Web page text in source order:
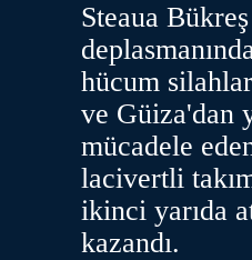
Steaua Bükreş
hücum
ve Güiza'dan
mücadele
lacivertli
ikinci yarıda
kazandı.